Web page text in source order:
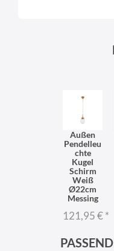
Außen
Pendelleu
chte
Kugel
Schirm
Weiß
Ø22cm
Messing
121,95 €*